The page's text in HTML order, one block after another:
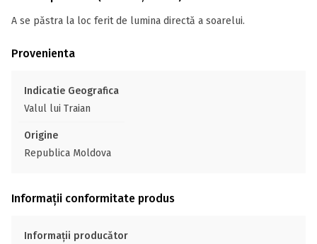
A se păstra la loc ferit de lumina directă a soarelui.
Provenienta
Indicatie Geografica
Valul lui Traian
Origine
Republica Moldova
Informații conformitate produs
Informații producător